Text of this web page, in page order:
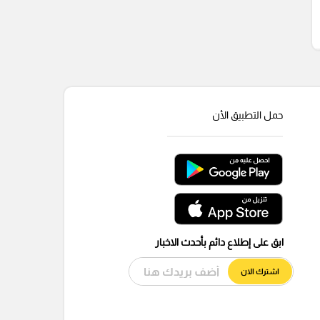
حمل التطبيق الأن
ابق على إطلاع دائم بأحدث الاخبار
اشترك الان